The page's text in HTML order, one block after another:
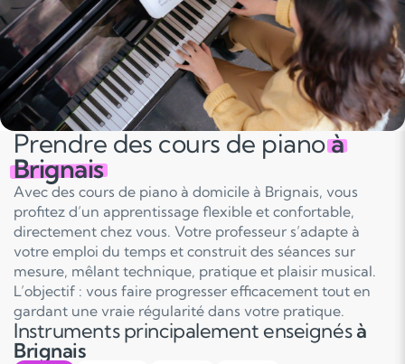
Prendre des cours de pianoà
Brignais
Avec des cours de piano à domicile à Brignais, vous
profitez d’un apprentissage flexible et confortable,
directement chez vous. Votre professeur s’adapte à
votre emploi du temps et construit des séances sur
mesure, mêlant technique, pratique et plaisir musical.
L’objectif : vous faire progresser efficacement tout en
gardant une vraie régularité dans votre pratique.
Instruments principalement enseignésà
Brignais